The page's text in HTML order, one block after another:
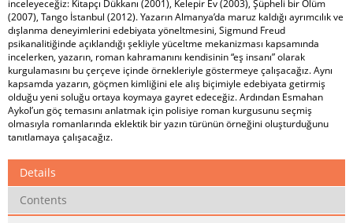
inceleyeceğiz: Kitapçı Dükkanı (2001), Kelepir Ev (2003), Şüpheli bir Ölüm
(2007), Tango İstanbul (2012). Yazarın Almanya’da maruz kaldığı ayrımcılık ve
dışlanma deneyimlerini edebiyata yöneltmesini, Sigmund Freud
psikanalitiğinde açıklandığı şekliyle yüceltme mekanizması kapsamında
incelerken, yazarın, roman kahramanını kendisinin “eş insanı” olarak
kurgulamasını bu çerçeve içinde örnekleriyle göstermeye çalışacağız. Aynı
kapsamda yazarın, göçmen kimliğini ele alış biçimiyle edebiyata getirmiş
olduğu yeni soluğu ortaya koymaya gayret edeceğiz. Ardından Esmahan
Aykol’un göç temasını anlatmak için polisiye roman kurgusunu seçmiş
olmasıyla romanlarında eklektik bir yazın türünün örneğini oluşturduğunu
tanıtlamaya çalışacağız.
Details
Contents